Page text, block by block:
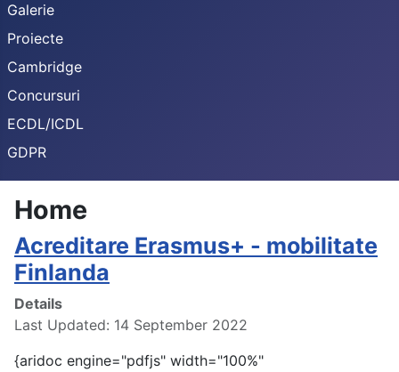
Galerie
Proiecte
Cambridge
Concursuri
ECDL/ICDL
GDPR
Home
Acreditare Erasmus+ - mobilitate
Finlanda
Details
Last Updated: 14 September 2022
{aridoc engine="pdfjs" width="100%"